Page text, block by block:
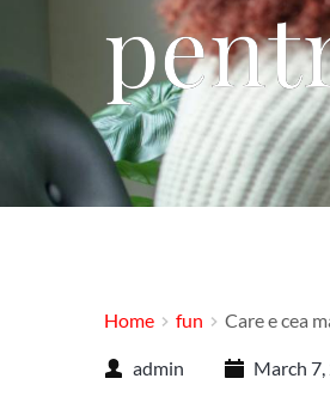
Home fun Care e cea
admin March